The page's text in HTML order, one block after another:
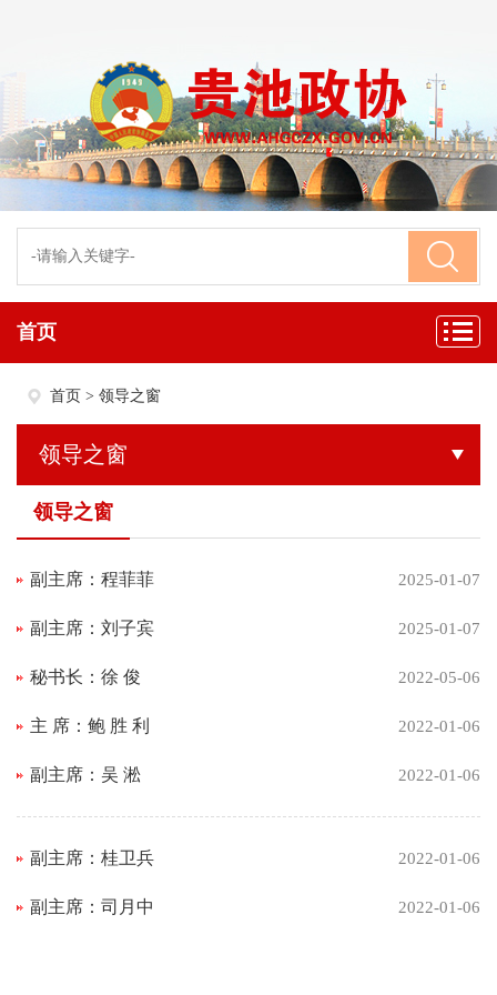
首页
首页 > 领导之窗
领导之窗
领导之窗
2025-01-07
副主席：程菲菲
2025-01-07
副主席：刘子宾
2022-05-06
秘书长：徐 俊
2022-01-06
主 席：鲍 胜 利
2022-01-06
副主席：吴 淞
2022-01-06
副主席：桂卫兵
2022-01-06
副主席：司月中